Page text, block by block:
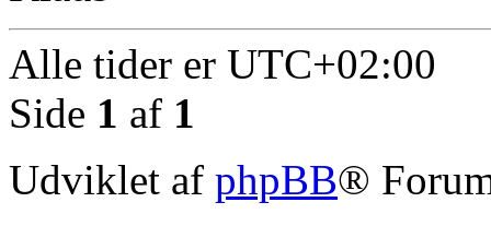
Alle tider er UTC+02:00
Side 1 af 1
Udviklet af phpBB®